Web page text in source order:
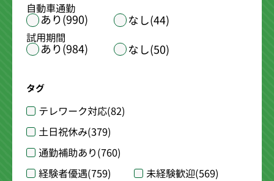
自動車通勤
あり(990) なし(44)
試用期間
あり(984) なし(50)
タグ
テレワーク対応(82)
土日祝休み(379)
通勤補助あり(760)
経験者優遇(759) 未経験歓迎(569)